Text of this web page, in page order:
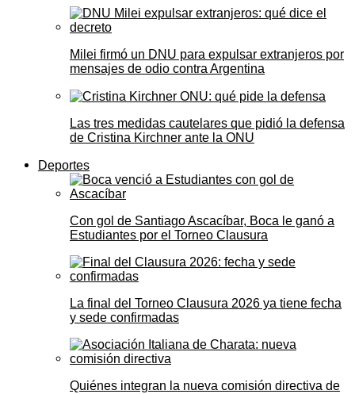
Milei firmó un DNU para expulsar extranjeros por
mensajes de odio contra Argentina
Las tres medidas cautelares que pidió la defensa
de Cristina Kirchner ante la ONU
Deportes
Con gol de Santiago Ascacíbar, Boca le ganó a
Estudiantes por el Torneo Clausura
La final del Torneo Clausura 2026 ya tiene fecha
y sede confirmadas
Quiénes integran la nueva comisión directiva de